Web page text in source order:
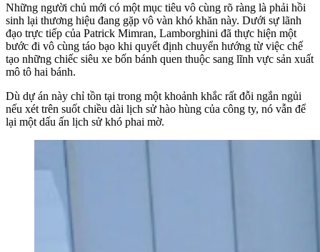
Những người chủ mới có một mục tiêu vô cùng rõ ràng là phải hồi
sinh lại thương hiệu đang gặp vô vàn khó khăn này. Dưới sự lãnh
đạo trực tiếp của Patrick Mimran, Lamborghini đã thực hiện một
bước đi vô cùng táo bạo khi quyết định chuyển hướng từ việc chế
tạo những chiếc siêu xe bốn bánh quen thuộc sang lĩnh vực sản xuất
mô tô hai bánh.
Dù dự án này chỉ tồn tại trong một khoảnh khắc rất đỗi ngắn ngủi
nếu xét trên suốt chiều dài lịch sử hào hùng của công ty, nó vẫn để
lại một dấu ấn lịch sử khó phai mờ.